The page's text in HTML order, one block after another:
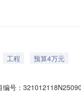
工程
预算4万元
号：